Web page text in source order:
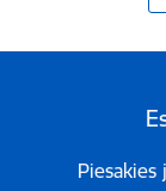
Piesakies